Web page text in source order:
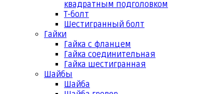
квадратным подголовком
Т-болт
Шестигранный болт
Гайки
Гайка с фланцем
Гайка соединительная
Гайка шестигранная
Шайбы
Шайба